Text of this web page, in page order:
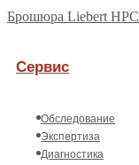
Брошюра Liebert HPC
Сервис
Обследование
Экспертиза
Диагностика